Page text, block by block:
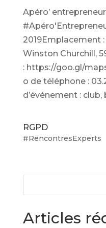
Apéro’
2019Emplacement :
Winston Churchill,
: https://goo.gl/
o de téléphone :
d’événement : club,
RGPD
#RencontresExperts
Articles